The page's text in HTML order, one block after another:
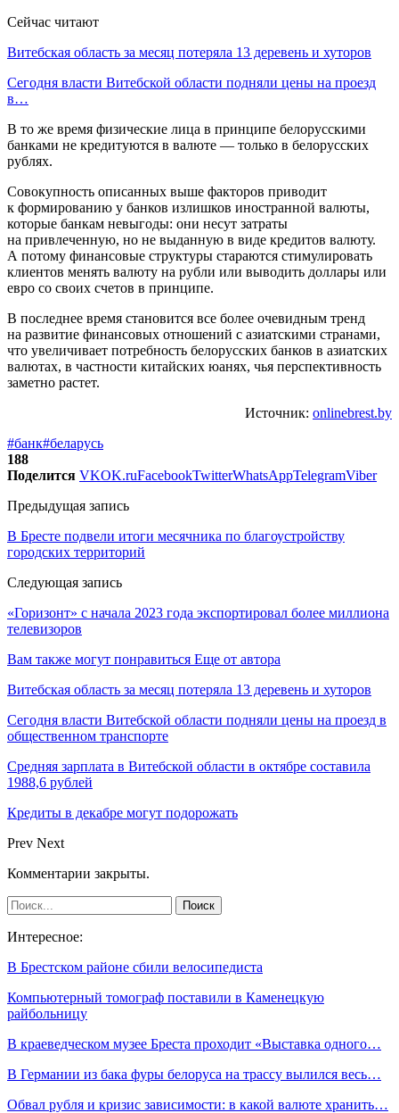
Сейчас читают
Витебская область за месяц потеряла 13 деревень и хуторов
Сегодня власти Витебской области подняли цены на проезд
в…
В то же время физические лица в принципе белорусскими
банками не кредитуются в валюте — только в белорусских
рублях.
Совокупность описанных выше факторов приводит
к формированию у банков излишков иностранной валюты,
которые банкам невыгоды: они несут затраты
на привлеченную, но не выданную в виде кредитов валюту.
А потому финансовые структуры стараются стимулировать
клиентов менять валюту на рубли или выводить доллары или
евро со своих счетов в принципе.
В последнее время становится все более очевидным тренд
на развитие финансовых отношений с азиатскими странами,
что увеличивает потребность белорусских банков в азиатских
валютах, в частности китайских юанях, чья перспективность
заметно растет.
Источник: onlinebrest.by
#банк#беларусь
188
Поделится VKOK.ruFacebookTwitterWhatsAppTelegramViber
Предыдущая запись
В Бресте подвели итоги месячника по благоустройству
городских территорий
Следующая запись
«Горизонт» с начала 2023 года экспортировал более миллиона
телевизоров
Вам также могут понравиться Еще от автора
Витебская область за месяц потеряла 13 деревень и хуторов
Сегодня власти Витебской области подняли цены на проезд в
общественном транспорте
Средняя зарплата в Витебской области в октябре составила
1988,6 рублей
Кредиты в декабре могут подорожать
Prev Next
Комментарии закрыты.
Интересное:
В Брестском районе сбили велосипедиста
Компьютерный томограф поставили в Каменецкую
райбольницу
В краеведческом музее Бреста проходит «Выставка одного…
В Германии из бака фуры белоруса на трассу вылился весь…
Обвал рубля и кризис зависимости: в какой валюте хранить…